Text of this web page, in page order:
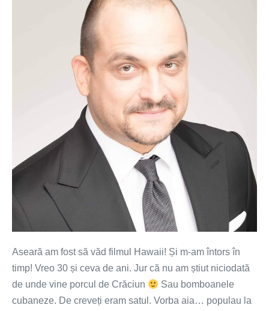
Aseară am fost să văd filmul Hawaii! Și m-am întors în
timp! Vreo 30 și ceva de ani. Jur că nu am știut niciodată
de unde vine porcul de Crăciun
Sau bomboanele
cubaneze. De creveți eram satul. Vorba aia… populau la